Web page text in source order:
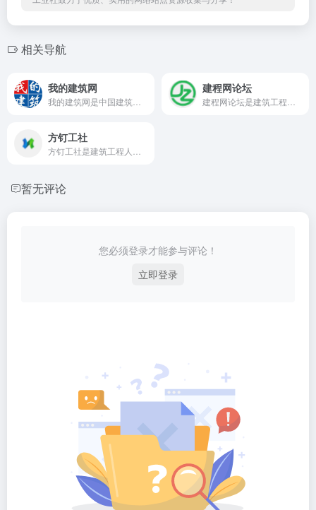
工业社致力于优质、实用的网络站点资源收集与分享！
相关导航
我的建筑网
我的建筑网是中国建筑工程行业门户网站，提供建筑工程资料分享下载，建筑工程行业新闻资讯，建筑建材市场价格行情，建筑工程招标采购信息，建筑工程展会信息，建筑企业十大品牌供应商库
建程网论坛
建程网论坛是建筑工程类专业交流平台，设工程问答、技术分享、资料发布、注册考试、站务管理板块，提供工程新闻、经验、资料下载及考试交流，版主团队维护，2025 年 9 月有最新更新，适配 “建筑工程论坛”“工程资料下载”“建筑考试交流” 等 SEO 关键词，助力行业信息对接。
方钉工社
方钉工社是建筑工程人网上交流互动社区,包括建筑设计、施工、房地产、园林景观、岩土、路桥、结构、电气、给排水、暖通、照明等,是千万建筑人的网上社区,你关注的都在这里。
暂无评论
您必须登录才能参与评论！
立即登录